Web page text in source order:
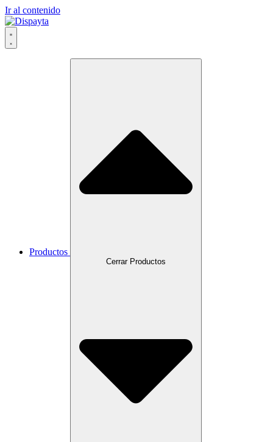
Ir al contenido
Productos
Cerrar Productos